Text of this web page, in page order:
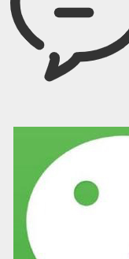
可信网站信用评